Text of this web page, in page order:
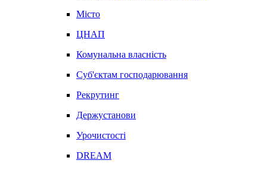
Місто
ЦНАП
Комунальна власність
Суб'єктам господарювання
Рекрутинг
Держустанови
Урочистості
DREAM